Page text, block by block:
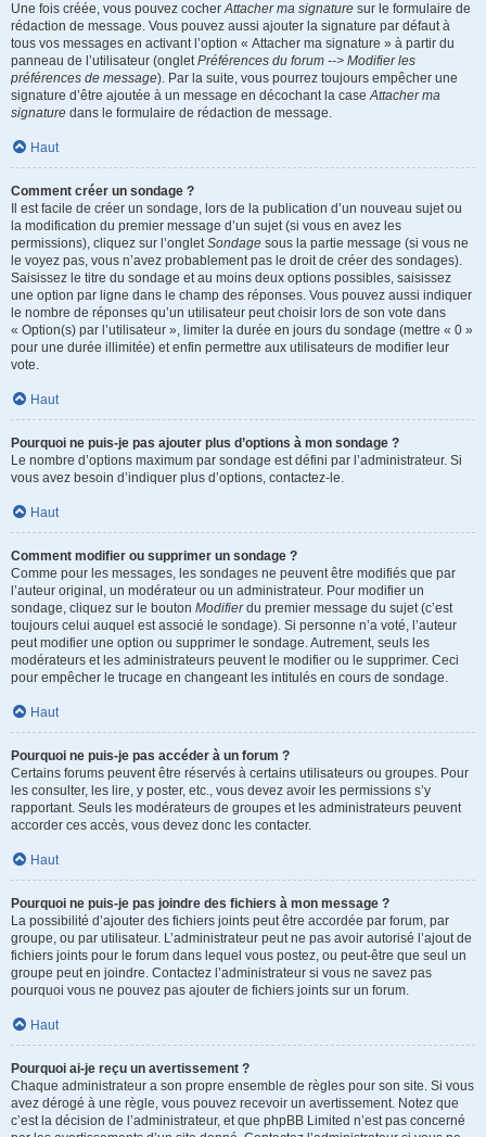
Une fois créée, vous pouvez cocherAttacher ma signature sur le formulaire de
rédaction de message. Vous pouvez aussi ajouter la signature par défaut à
tous vos messages en activant l’option « Attacher ma signature » à partir du
panneau de l’utilisateur (ongletPréférences du forum --> Modifier les
préférences de message). Par la suite, vous pourrez toujours empêcher une
signature d’être ajoutée à un message en décochant la caseAttacher ma
signature dans le formulaire de rédaction de message.
Haut
Comment créer un sondage ?
Il est facile de créer un sondage, lors de la publication d’un nouveau sujet ou
la modification du premier message d’un sujet (si vous en avez les
permissions), cliquez sur l’ongletSondage sous la partie message (si vous ne
le voyez pas, vous n’avez probablement pas le droit de créer des sondages).
Saisissez le titre du sondage et au moins deux options possibles, saisissez
une option par ligne dans le champ des réponses. Vous pouvez aussi indiquer
le nombre de réponses qu’un utilisateur peut choisir lors de son vote dans
« Option(s) par l’utilisateur », limiter la durée en jours du sondage (mettre « 0 »
pour une durée illimitée) et enfin permettre aux utilisateurs de modifier leur
vote.
Haut
Pourquoi ne puis-je pas ajouter plus d’options à mon sondage ?
Le nombre d’options maximum par sondage est défini par l’administrateur. Si
vous avez besoin d’indiquer plus d’options, contactez-le.
Haut
Comment modifier ou supprimer un sondage ?
Comme pour les messages, les sondages ne peuvent être modifiés que par
l’auteur original, un modérateur ou un administrateur. Pour modifier un
sondage, cliquez sur le bouton Modifierdu premier message du sujet (c’est
toujours celui auquel est associé le sondage). Si personne n’a voté, l’auteur
peut modifier une option ou supprimer le sondage. Autrement, seuls les
modérateurs et les administrateurs peuvent le modifier ou le supprimer. Ceci
pour empêcher le trucage en changeant les intitulés en cours de sondage.
Haut
Pourquoi ne puis-je pas accéder à un forum ?
Certains forums peuvent être réservés à certains utilisateurs ou groupes. Pour
les consulter, les lire, y poster, etc., vous devez avoir les permissions s’y
rapportant. Seuls les modérateurs de groupes et les administrateurs peuvent
accorder ces accès, vous devez donc les contacter.
Haut
Pourquoi ne puis-je pas joindre des fichiers à mon message ?
La possibilité d’ajouter des fichiers joints peut être accordée par forum, par
groupe, ou par utilisateur. L’administrateur peut ne pas avoir autorisé l’ajout de
fichiers joints pour le forum dans lequel vous postez, ou peut-être que seul un
groupe peut en joindre. Contactez l’administrateur si vous ne savez pas
pourquoi vous ne pouvez pas ajouter de fichiers joints sur un forum.
Haut
Pourquoi ai-je reçu un avertissement ?
Chaque administrateur a son propre ensemble de règles pour son site. Si vous
avez dérogé à une règle, vous pouvez recevoir un avertissement. Notez que
c’est la décision de l’administrateur, et que phpBB Limited n’est pas concerné